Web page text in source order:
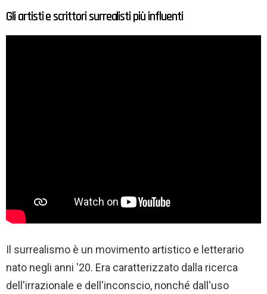
Gli artisti e scrittori surrealisti più influenti
Il surrealismo è un movimento artistico e letterario
nato negli anni '20. Era caratterizzato dalla ricerca
dell'irrazionale e dell'inconscio, nonché dall'uso